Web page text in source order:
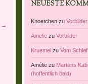
→
NEUESTE
Knoetchen zuVorbilder
Amelie zuVorbilder
Kruemel zuVom Schlaf
Amélie zu Martens
(hoffentlich bald)